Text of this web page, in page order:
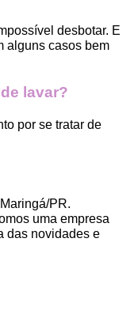
desbotar. E
alguns casos bem
lavar?
por se tratar de
PR.
uma empresa
das novidades e